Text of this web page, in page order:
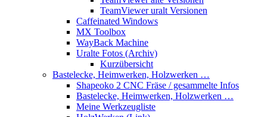
TeamViewer uralt Versionen
Caffeinated Windows
MX Toolbox
WayBack Machine
Uralte Fotos (Archiv)
Kurzübersicht
Bastelecke, Heimwerken, Holzwerken …
Shapeoko 2 CNC Fräse / gesammelte Infos
Bastelecke, Heimwerken, Holzwerken …
Meine Werkzeugliste